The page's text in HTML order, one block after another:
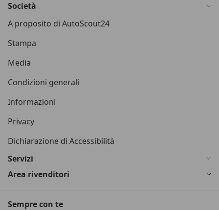
Società
A proposito di AutoScout24
Stampa
Media
Condizioni generali
Informazioni
Privacy
Dichiarazione di Accessibilità
Servizi
Area rivenditori
Sempre con te